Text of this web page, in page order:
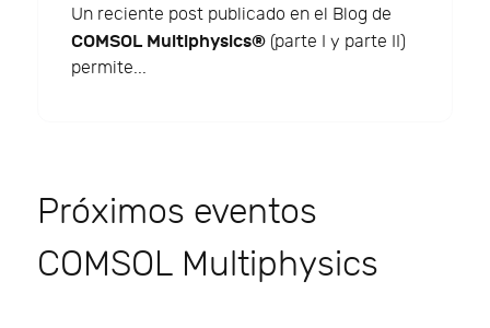
Un reciente post publicado en el Blog de
COMSOL Multiphysics® (parte I y parte II)
permite...
Próximos eventos
COMSOL Multiphysics